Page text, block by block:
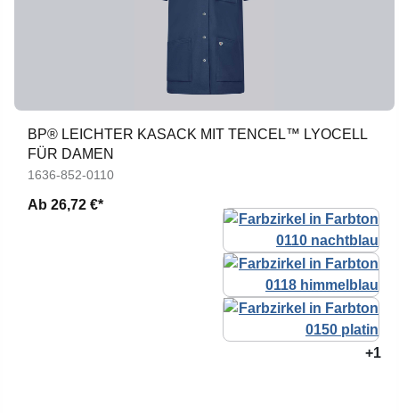
BP® LEICHTER KASACK MIT TENCEL™ LYOCELL
FÜR DAMEN
1636-852-0110
Ab 26,72 €*
+1